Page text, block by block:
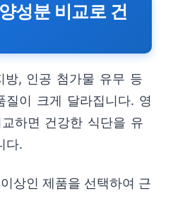
성분 비교로 건
방, 인공 첨가물 유무 등
질이 크게 달라집니다. 영
하면 건강한 식단을 유
다.
상인 제품을 선택하여 근